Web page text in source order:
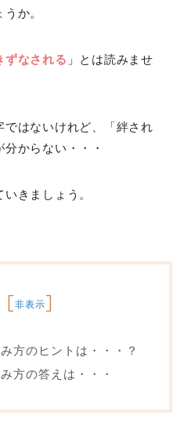
か。
ずなされる 」とは読みませ
ではないけれど、「絆され
からない・・・
きましょう。
[非表示]
方のヒントは・・・？
方の答えは・・・